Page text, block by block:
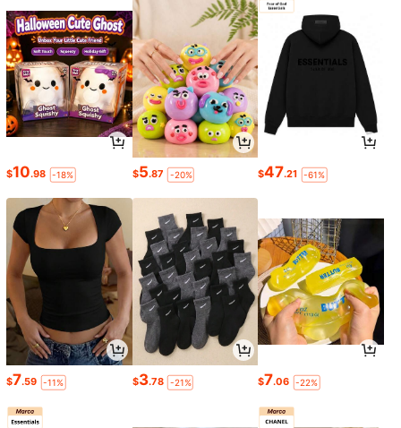
$10.98 -18% $5.87 -20% $47.21 -61%
$7.59 -11% $3.78 -21% $7.06 -22%